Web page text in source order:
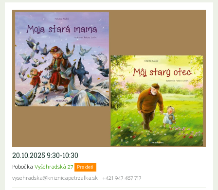
20.10.2025 9:30-10:30
Pobočka Vyšehradská 27 Pre deti
vysehradska@kniznicapetrzalka.sk | +421 947 487 717